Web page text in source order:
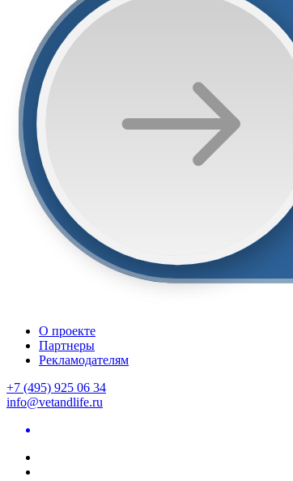
О проекте
Партнеры
Рекламодателям
+7 (495) 925 06 34
info@vetandlife.ru